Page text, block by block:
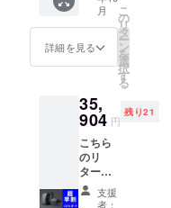
120名様
限定で
17％オ
フにて
ご用意
ます。
リター
ン価格
には消
費税と
送料を
含みま
す。
月
詳細を見る
こ
の
リ
タ
ー
ン
を
選
択
す
る
35,
904 円
残り21
こちら
のリ
ターン
では、
「Snap
支援
者：